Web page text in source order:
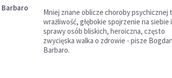
Mniej znane oblicze choroby psychicznej
wrażliwość, głębokie spojrzenie na siebie i
sprawy osób bliskich, heroiczna, często
zwycięska walka o zdrowie - pisze
Barbaro.